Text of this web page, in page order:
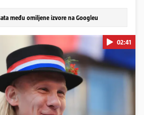
među omiljene izvore na Googleu
Pokretanje videa...
02:41